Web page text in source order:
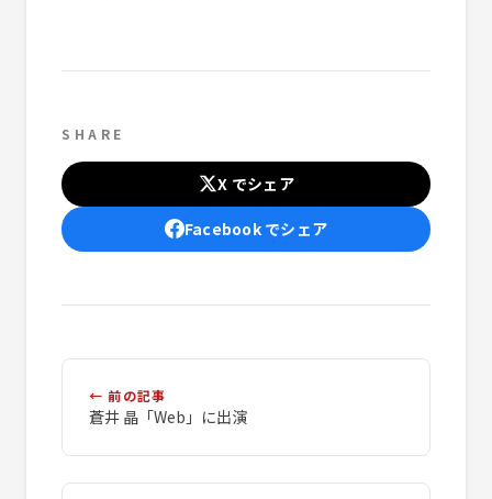
SHARE
X でシェア
Facebook でシェア
← 前の記事
蒼井 晶「Web」に出演